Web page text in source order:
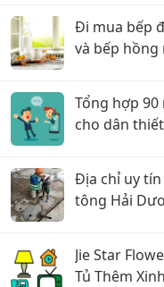
Đi mua bếp
và bếp
Tổng hợp
cho dân
Địa chỉ uy
tông Hải
Jie Star
Tủ Thêm Xinh